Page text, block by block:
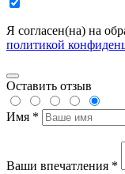
Я согласен(на) на
политикой
Оставить отзыв
Имя *
Ваши впечатления *